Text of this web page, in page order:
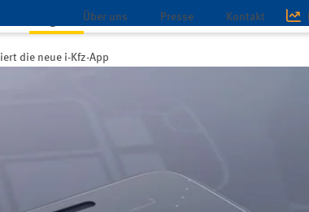
Über uns Presse Kontakt
Infothek
die neue i-Kfz-App